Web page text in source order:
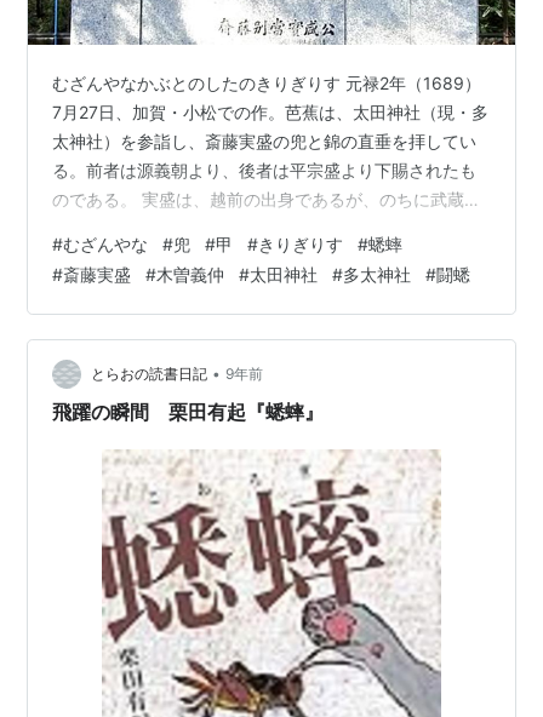
むざんやなかぶとのしたのきりぎりす 元禄2年（1689）
7月27日、加賀・小松での作。芭蕉は、太田神社（現・多
太神社）を参詣し、斎藤実盛の兜と錦の直垂を拝してい
る。前者は源義朝より、後者は平宗盛より下賜されたも
のである。 実盛は、越前の出身であるが、のちに武蔵の
る。大蔵合戦にて義朝に討たれた旧主・源義賢の遺児・
駒王丸を預かり、その乳母を娶って信濃にいた中原兼遠
のもとに送り届けたが、この駒王丸こそがのちの旭将
軍・木曾義仲であった。 平治の乱によって義朝が倒れる
と、武蔵に落ち延び、その後は平維盛の後見役となって
平氏に仕えることとなる。のちに平氏一門に…
#むざんやな #兜 #甲 #きりぎりす #蟋蟀
#斎藤実盛 #木曽義仲 #太田神社 #多太神社 #闘蟋
とらおの読書日記 • 9年前
飛躍の瞬間 栗田有起『蟋蟀』